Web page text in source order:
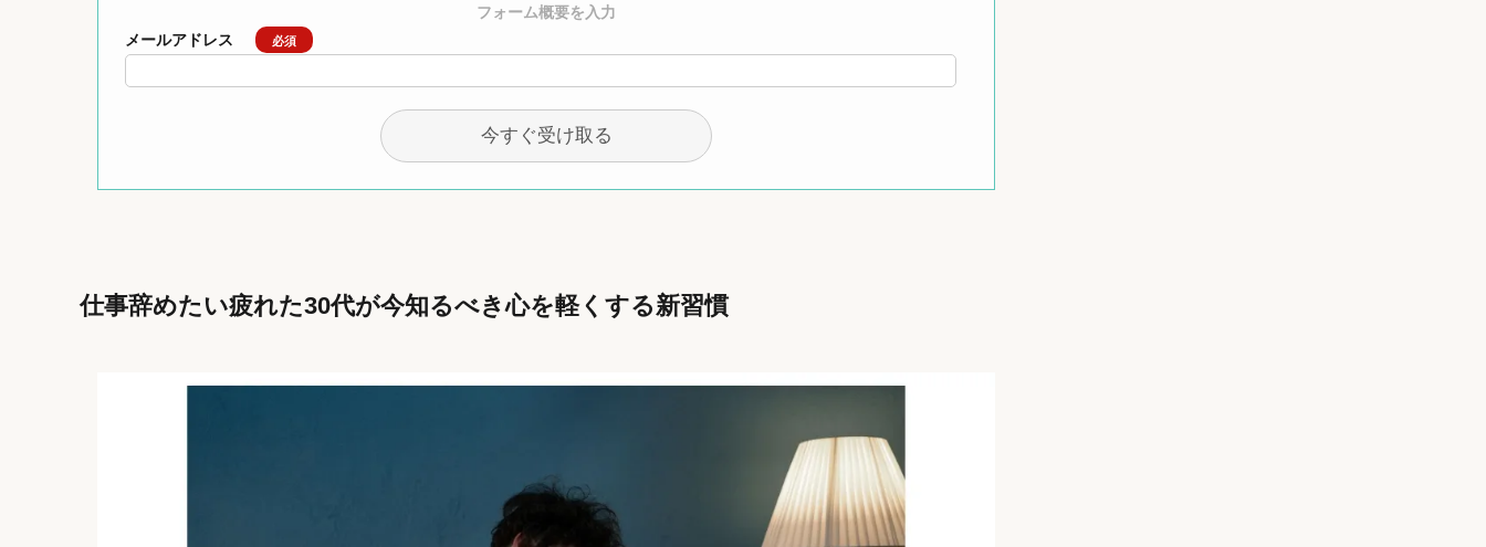
フォーム概要を入力
メールアドレス
必須
仕事辞めたい疲れた30代が今知るべき心を軽くする新習慣